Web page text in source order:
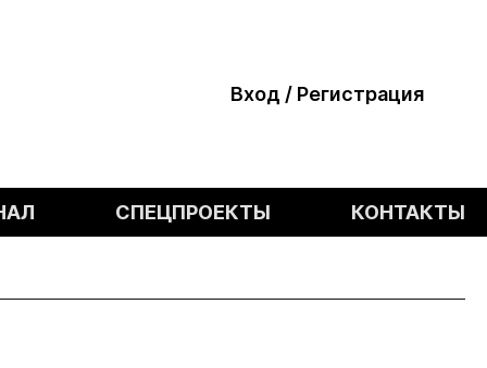
Вход / Регистрация
СПЕЦПРОЕКТЫ КОНТАКТЫ